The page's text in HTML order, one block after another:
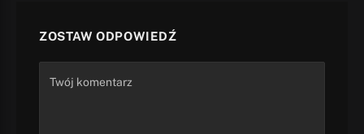
ZOSTAW ODPOWIEDŹ